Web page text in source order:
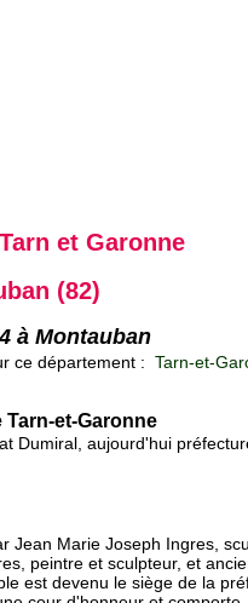
et Garonne
(82)
à Montauban
ce département : Tarn-et-
et-Garonne
Dumiral, aujourd'hui
Jean Marie Joseph Ingres,
peintre et sculpteur, et
est devenu le siège de la